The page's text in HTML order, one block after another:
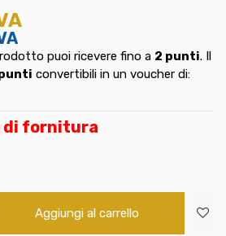
puoi ricevere fino a 2 punti. Il
convertibili in un voucher di:
di fornitura
Aggiungi al carrello